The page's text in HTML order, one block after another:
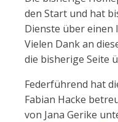
den Start und hat
Dienste über einen
Vielen Dank an
die bisherige Seite
Federführend hat
Fabian Hacke
von Jana Gerike